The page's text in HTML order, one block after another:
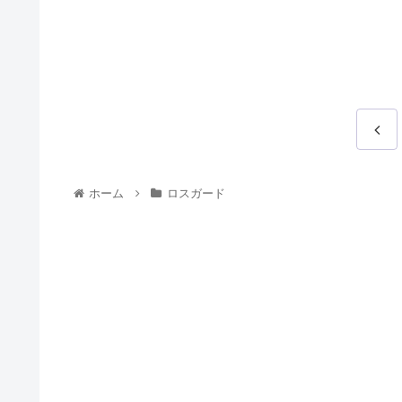
前
ホーム ロスガード